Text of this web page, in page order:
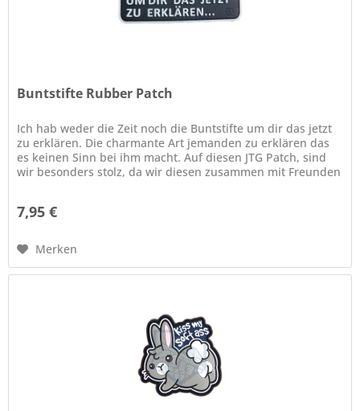
Buntstifte Rubber Patch
Ich hab weder die Zeit noch die Buntstifte um dir das jetzt
zu erklären. Die charmante Art jemanden zu erklären das
es keinen Sinn bei ihm macht. Auf diesen JTG Patch, sind
wir besonders stolz, da wir diesen zusammen mit Freunden
7,95 €
Merken